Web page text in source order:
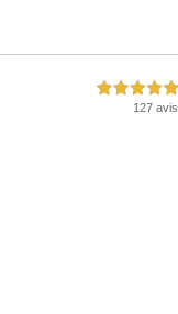
5,0 étoiles sur 5
127 avis